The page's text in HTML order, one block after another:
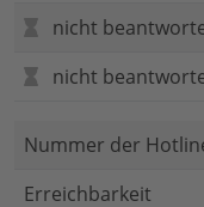
nicht
nicht
Nummer der
Erreichbarkeit